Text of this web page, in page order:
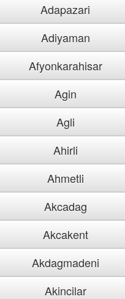
Adapazari
Adiyaman
Afyonkarahisar
Agin
Agli
Ahirli
Ahmetli
Akcadag
Akcakent
Akdagmadeni
Akincilar